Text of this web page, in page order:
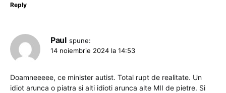
Reply
Paul spune:
14 noiembrie 2024 la 14:53
Doamneeeee, ce minister autist. Total rupt de realitate. Un
idiot arunca o piatra si alti idioti arunca alte MII de pietre. Si